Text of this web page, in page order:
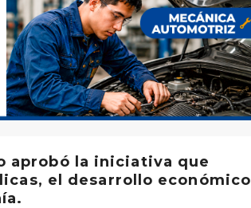
aprobó la iniciativa que
el desarrollo económico